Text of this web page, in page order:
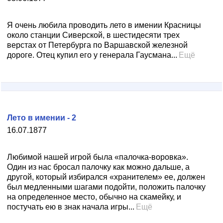
Я очень любила проводить лето в имении Красницы
около станции Сиверской, в шестидесяти трех
верстах от Петербурга по Варшавской железной
дороге. Отец купил его у генерала Гаусмана... Ещё
16.07.1877
Лето в имении - 2
Любимой нашей игрой была «палочка-воровка».
Один из нас бросал палочку как можно дальше, а
другой, который избирался «хранителем» ее, должен
был медленными шагами подойти, положить палочку
на определенное место, обычно на скамейку, и
постучать ею в знак начала игры... Ещё